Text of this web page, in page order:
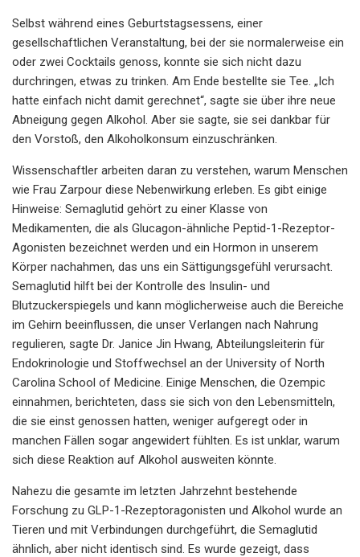
Selbst während eines Geburtstagsessens, einer
gesellschaftlichen Veranstaltung, bei der sie normalerweise ein
oder zwei Cocktails genoss, konnte sie sich nicht dazu
durchringen, etwas zu trinken. Am Ende bestellte sie Tee. „Ich
hatte einfach nicht damit gerechnet“, sagte sie über ihre neue
Abneigung gegen Alkohol. Aber sie sagte, sie sei dankbar für
den Vorstoß, den Alkoholkonsum einzuschränken.
Wissenschaftler arbeiten daran zu verstehen, warum Menschen
wie Frau Zarpour diese Nebenwirkung erleben. Es gibt einige
Hinweise: Semaglutid gehört zu einer Klasse von
Medikamenten, die als Glucagon-ähnliche Peptid-1-Rezeptor-
Agonisten bezeichnet werden und ein Hormon in unserem
Körper nachahmen, das uns ein Sättigungsgefühl verursacht.
Semaglutid hilft bei der Kontrolle des Insulin- und
Blutzuckerspiegels und kann möglicherweise auch die Bereiche
im Gehirn beeinflussen, die unser Verlangen nach Nahrung
regulieren, sagte Dr. Janice Jin Hwang, Abteilungsleiterin für
Endokrinologie und Stoffwechsel an der University of North
Carolina School of Medicine. Einige Menschen, die Ozempic
einnahmen, berichteten, dass sie sich von den Lebensmitteln,
die sie einst genossen hatten, weniger aufgeregt oder in
manchen Fällen sogar angewidert fühlten. Es ist unklar, warum
sich diese Reaktion auf Alkohol ausweiten könnte.
Nahezu die gesamte im letzten Jahrzehnt bestehende
Forschung zu GLP-1-Rezeptoragonisten und Alkohol wurde an
Tieren und mit Verbindungen durchgeführt, die Semaglutid
ähnlich, aber nicht identisch sind. Es wurde gezeigt, dass